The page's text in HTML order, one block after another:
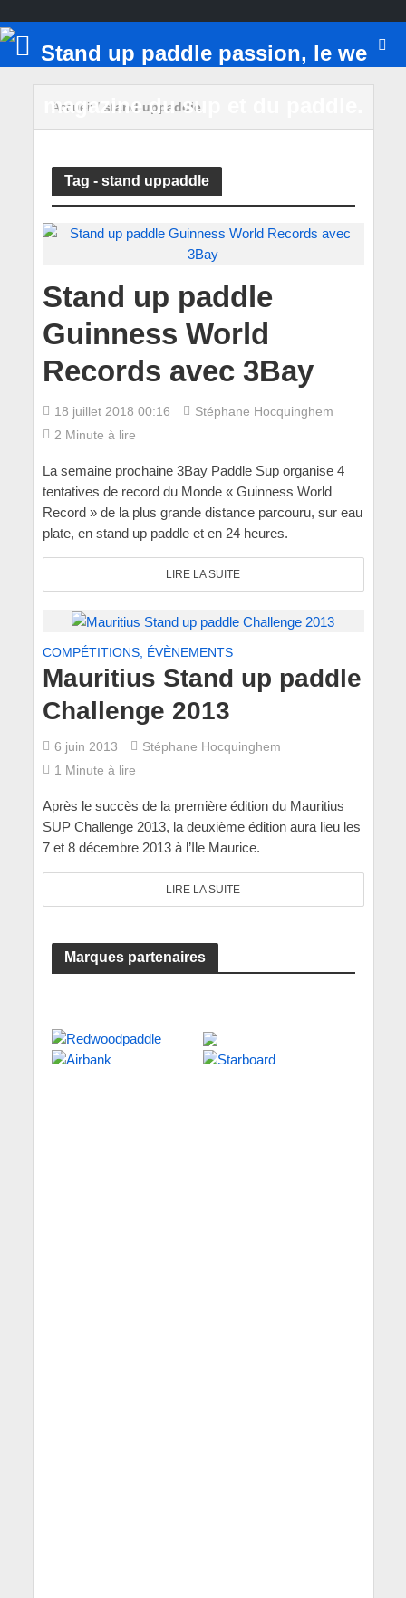
Accueil/ stand uppaddle
Tag - stand uppaddle
Stand up paddle
Guinness World
Records avec 3Bay
18 juillet 2018 00:16
Stéphane Hocquinghem
2 Minute à lire
La semaine prochaine 3Bay Paddle Sup organise 4
tentatives de record du Monde « Guinness World
Record » de la plus grande distance parcouru, sur eau
plate, en stand up paddle et en 24 heures.
LIRE LA SUITE
COMPÉTITIONS, ÉVÈNEMENTS
Mauritius Stand up paddle
Challenge 2013
6 juin 2013
Stéphane Hocquinghem
1 Minute à lire
Après le succès de la première édition du Mauritius
SUP Challenge 2013, la deuxième édition aura lieu les
7 et 8 décembre 2013 à l’Ile Maurice.
LIRE LA SUITE
Marques partenaires